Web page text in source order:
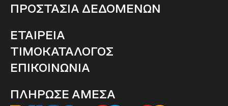
ΠΡΟΣΤΑΣΙΑ ΔΕΔΟΜΕΝΩΝ
ΕΤΑΙΡΕΙΑ
ΤΙΜΟΚΑΤΑΛΟΓΟΣ
ΕΠΙΚΟΙΝΩΝΙΑ
ΠΛΗΡΩΣΕ ΑΜΕΣΑ